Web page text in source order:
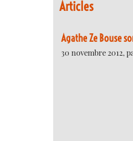
Articles
Agathe Ze Bouse
30 novembre 2012,